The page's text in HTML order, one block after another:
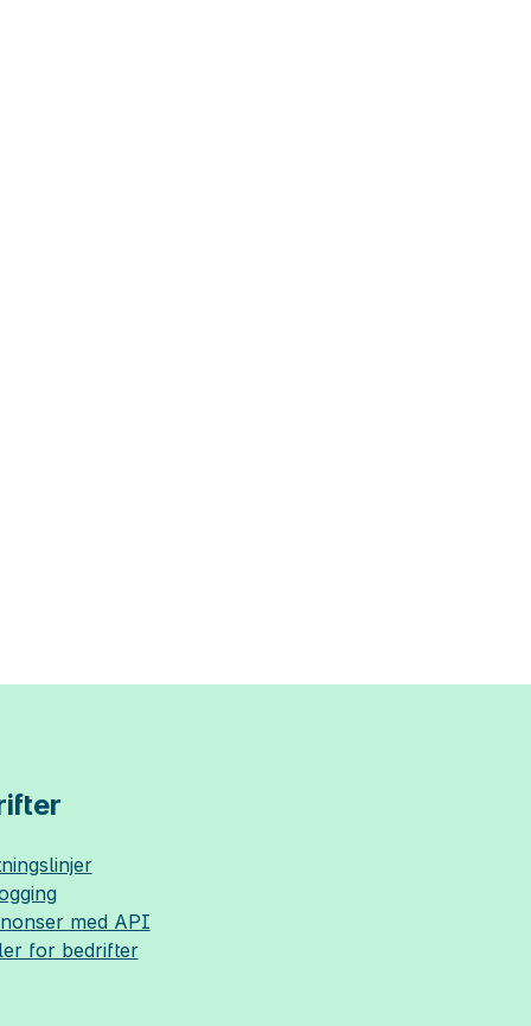
med API
for bedrifter